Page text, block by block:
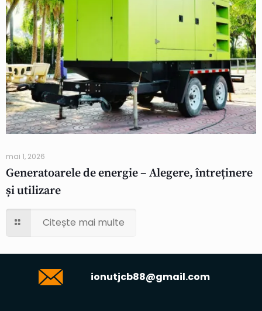
mai 1, 2026
Generatoarele de energie – Alegere, întreținere
și utilizare
Citește mai multe
ionutjcb88@gmail.com